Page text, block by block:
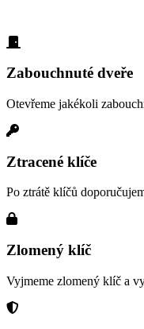
Zabouchnuté dveře
Otevřeme jakékoli
Ztracené klíče
Po ztrátě klíčů
Zlomený klíč
Vyjmeme zlomený klíč a